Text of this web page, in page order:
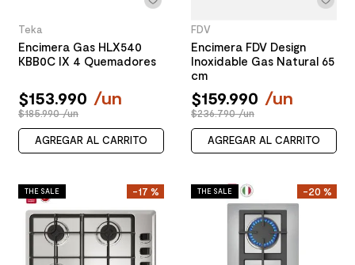
Teka
Encimera Gas HLX540
KBB0C IX 4 Quemadores
$153.990 /un
$185.990 /un
AGREGAR AL CARRITO
FDV
Encimera FDV Design
Inoxidable Gas Natural 65
cm
$159.990 /un
$236.790 /un
AGREGAR AL CARRITO
-17 %
THE SALE -20 %
THE SALE